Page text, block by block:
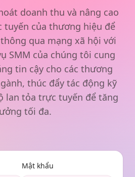
doanh thu và nâng cao
tuyến của thương hiệu để
qua mạng xã hội với
SMM của chúng tôi cung
tin cậy cho các thương
thúc đẩy tác động kỹ
lan tỏa trực tuyến để tăng
tối đa.
Mật khẩu